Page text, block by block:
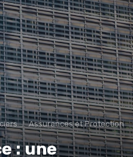
Assurances et Protections
: une